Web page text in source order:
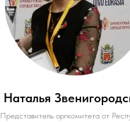
Наталья
Представитель оргкомитета от